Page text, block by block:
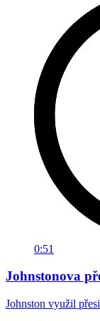
0:51
Johnstonova
Johnston využil